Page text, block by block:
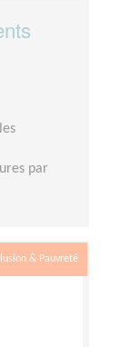
par
& Pauvreté